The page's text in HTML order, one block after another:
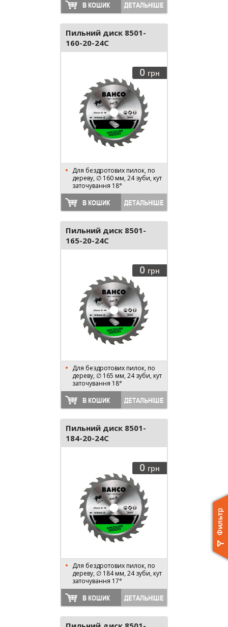
В КОШИК ДЕТАЛЬНІШЕ
Пильний диск 8501-
160-20-24C
0 грн
Для бездротових пилок, по
дереву, ∅ 160 мм, 24 зуби, кут
заточування 18°
В КОШИК ДЕТАЛЬНІШЕ
Пильний диск 8501-
165-20-24C
0 грн
Для бездротових пилок, по
дереву, ∅ 165 мм, 24 зуби, кут
заточування 18°
В КОШИК ДЕТАЛЬНІШЕ
Пильний диск 8501-
184-20-24C
0 грн
Для бездротових пилок, по
дереву, ∅ 184 мм, 24 зуби, кут
заточування 17°
В КОШИК ДЕТАЛЬНІШЕ